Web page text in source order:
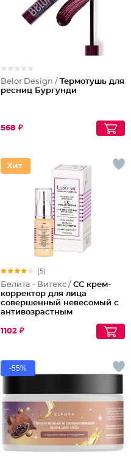
Belor Design / Термотушь для
ресниц Бургунди
568 ₽
(5)
Белита - Витекс / СС крем-
корректор для лица
совершенный невесомый с
антивозрастным
1102 ₽
-55%